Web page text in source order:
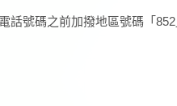
話號碼之前加撥地區號碼「